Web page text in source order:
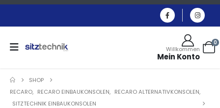
Willkommen
Mein Konto
0
SHOP
RECARO, RECARO EINBAUKONSOLEN, RECARO ALTERNATIVKONSOLEN,
SITZTECHNIK EINBAUKONSOLEN